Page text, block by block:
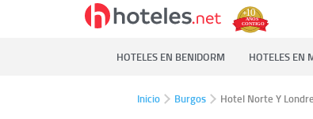
HOTELES EN BENIDORM HOTELES EN
Inicio Burgos Hotel Norte Y